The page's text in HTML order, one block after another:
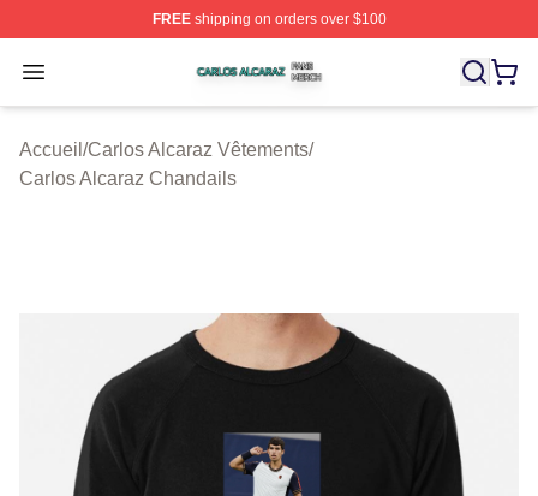
FREEshipping on orders over $100
Open menu
Carlos Alcaraz Shop ⚡️ Officially Licensed Carlos
Accueil /Carlos Alcaraz Vêtements/
Carlos Alcaraz Chandails